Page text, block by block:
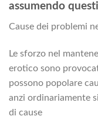
assumendo
Cause dei problemi
Le sforzo nel
erotico sono
possono popolare
anzi ordinariamente
di cause